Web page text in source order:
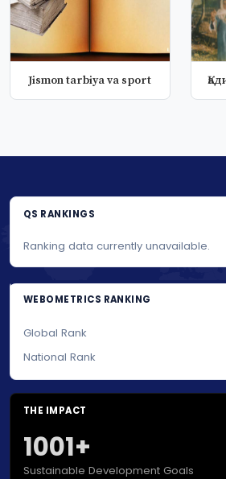
Jismon tarbiya va sport
QS RANKINGS
Ranking data currently unavailable.
WEBOMETRICS RANKING
Global Rank
National Rank
THE IMPACT
1001+
Sustainable Development Goals